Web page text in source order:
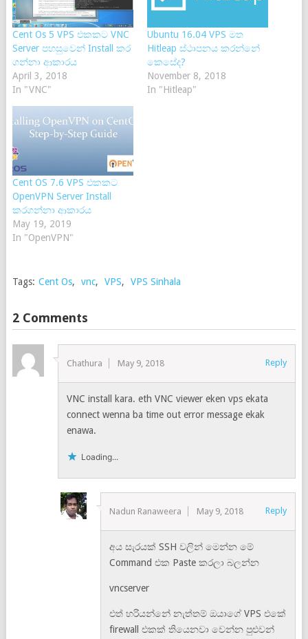
Cent Os 5 VPS එකකට VNC
Server පහසුවෙන් Install කර
ගන්නා ආකාරය
April 3, 2018
In "VNC"
Ubuntu 16.04 VPS මත
Hitleap ස්ථාපනය කරන්නේ
කෙසේද?
November 8, 2018
In "Hitleap"
Cent OS 7.6 VPS එකකට
OpenVPN Server Install
කරගන්නා ආකාරය
May 19, 2019
In "OpenVPN"
Tags: Cent Os, vnc, VPS, VPS Sinhala
2 Comments
Chathura May 9, 2018 Reply
VNC install kara. eth VNC viewer eken vps ekata
connect wenna ba time out error message ekak
enawa.
Loading...
Nadun Ranaweera May 9, 2018 Reply
අය සැරයක් SSH වලින් මෙන්න මේ
Command එක Paste කරලා බලන්න
vncserver
එත් හරියන්නේ නැත්තම් ඔයාගේ VPS එකේ
firewall එකක් තියෙනවා වෙන්න පුළුවන්